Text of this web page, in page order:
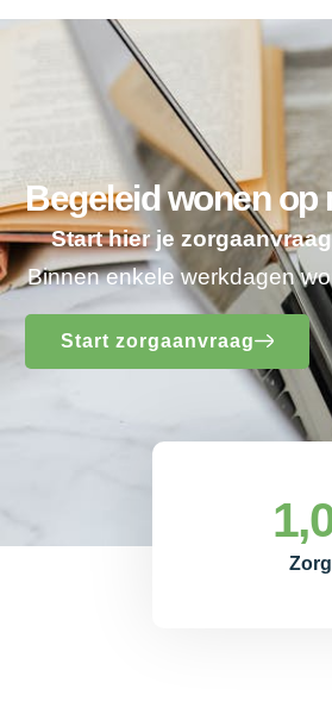
Begeleid wonen op
Start hier je zorgaanvraag
Binnen enkele werkdagen
Start zorgaanvraag